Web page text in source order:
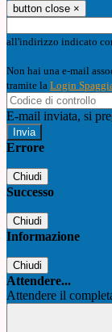
button close ×
all'indirizzo indicato
Non hai una e-mail
tramite la Login
E-mail inviata, si
Errore
Chiudi
Successo
Chiudi
Informazione
Chiudi
Attendere...
Attendere il